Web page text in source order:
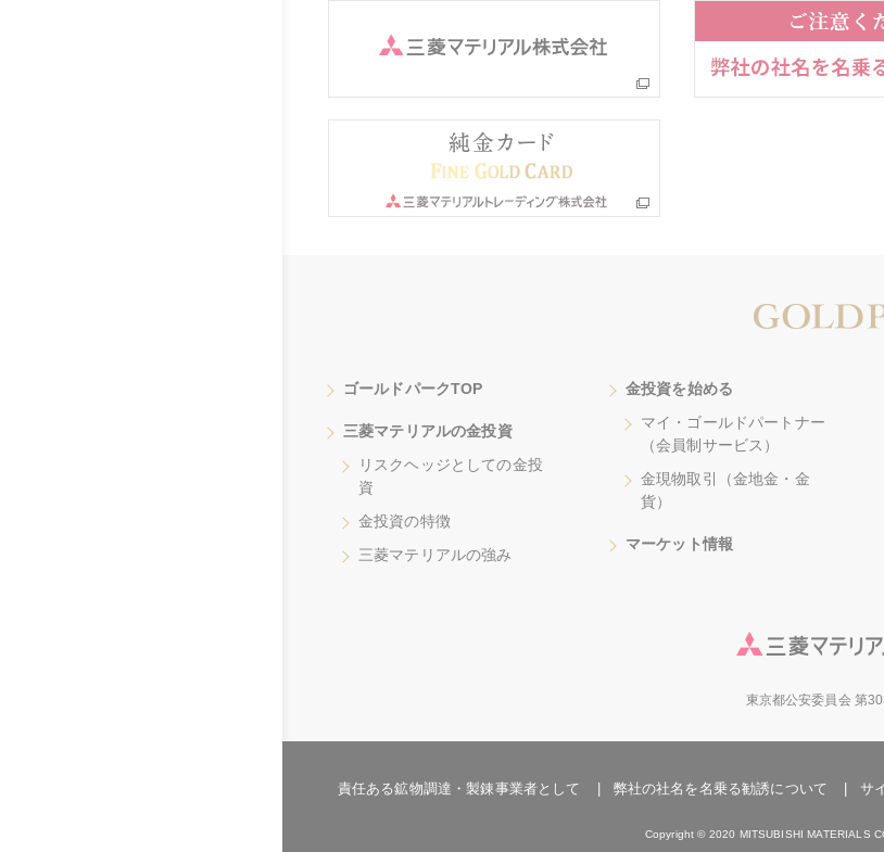
ゴールドパークTOP
三菱マテリアルの金投資
リスクヘッジとしての金投
資
金投資の特徴
三菱マテリアルの強み
金投資を始める
マイ・ゴールドパートナー
（会員制サービス）
金現物取引（金地金・金
貨）
マーケット情報
東京都公安委員会 第
責任ある鉱物調達・製錬事業者として 弊社の社名を名乗る勧誘について サ
Copyright © 2020 MITSUBISHI MATERIALS